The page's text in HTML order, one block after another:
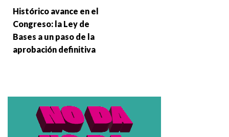
Histórico avance en el
Congreso: la Ley de
Bases a un paso de la
aprobación definitiva